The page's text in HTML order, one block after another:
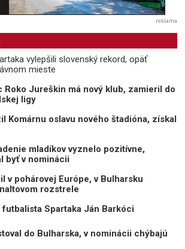
reklama
vylepšili slovenský rekord, opäť
mieste
Roko Jureškin má nový klub, zamieril do
ligy
Komárnu oslavu nového štadióna, získal
mladíkov vyznelo pozitívne,
byť v nominácii
v pohárovej Európe, v Bulharsku
rozstrele
Spartaka Ján Barkóci
do Bulharska, v nominácii chýbajú